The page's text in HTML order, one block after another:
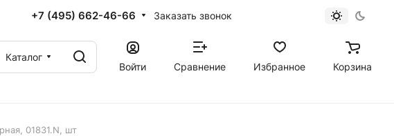
+7 (495) 662-46-66 Заказать звонок
Каталог
Войти
Сравнение Избранное Корзина
01831.N, шт